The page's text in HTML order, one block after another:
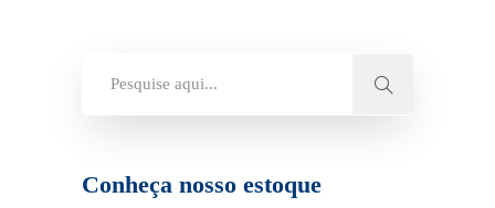
Conheça nosso estoque